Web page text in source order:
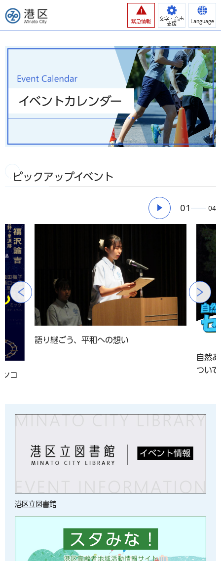
港区
緊急情報
文字・音声
支援
Language
イベントカレンダー
ピックアップイベント
前のスライドを表示
01 04
コ
語り継ごう、平和への想い
自然
つい
港区立図書館